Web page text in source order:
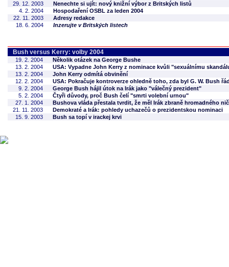
29. 12. 2003
Nenechte si ujít: nový knižní výbor z Britských listů
4. 2. 2004
Hospodaření OSBL za leden 2004
22. 11. 2003
Adresy redakce
18. 6. 2004
Inzerujte v Britských listech
Bush versus Kerry: volby 2004
19. 2. 2004
Několik otázek na George Bushe
13. 2. 2004
USA: Vypadne John Kerry z nominace kvůli "sexuálnímu
13. 2. 2004
John Kerry odmítá obvinění
12. 2. 2004
USA: Pokračuje kontroverze ohledně toho, zda byl G. W. Bush
9. 2. 2004
George Bush hájil útok na Irák jako "válečný prezident"
5. 2. 2004
Čtyři důvody, proč Bush čelí "smrti volební urnou"
27. 1. 2004
Bushova vláda přestala tvrdit, že měl Irák zbraně hromadného
21. 11. 2003
Demokraté a Irák: pohledy uchazečů o prezidentskou nominaci
15. 9. 2003
Bush sa topí v irackej krvi